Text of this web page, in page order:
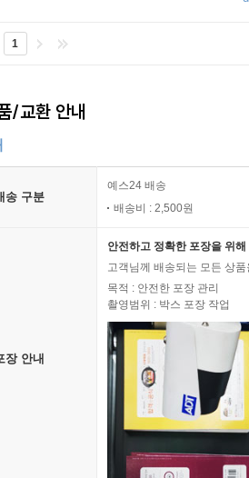
밝혀진 대로 인간은 본능적으로 이기심
후에 나온, 세상의 전환점을 다룬 책 중
회의 변화와도 맥락을 같이하는 이야
88만원 세대》 저자
환율의 미래》 저자
과 정부에 자신의 운명을 맡기지 말고
여, 시장에 빼앗긴 권력을 되찾아오라.”
하는 가격으로 세상의 가치를 평가하
1
/교환 안내
송 구분
예스24 배송
배송비 : 2,500원
장 안내
안전하고 정확한 포장을 위
고객님께 배송되는 모든 상
목적 : 안전한 포장 관리
촬영범위 : 박스 포장 작업